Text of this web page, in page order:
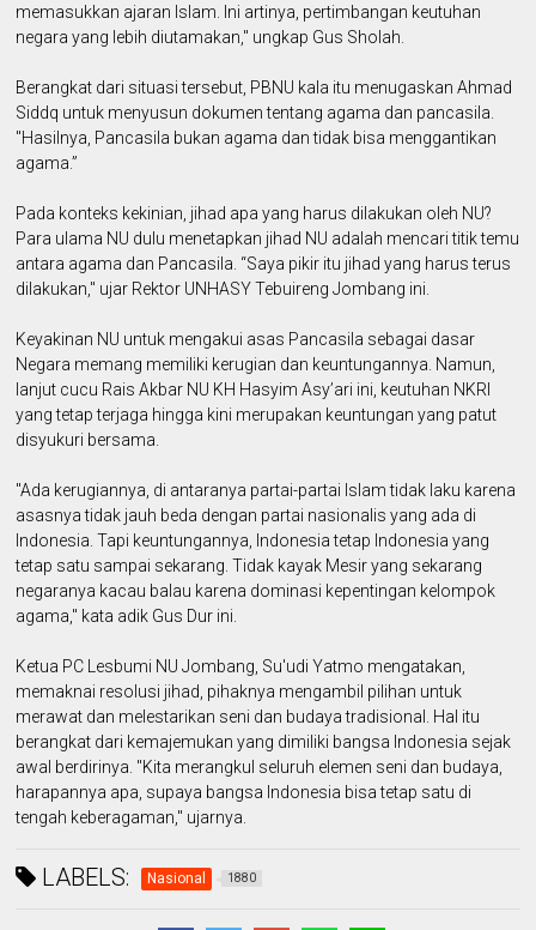
memasukkan ajaran Islam. Ini artinya, pertimbangan keutuhan
negara yang lebih diutamakan," ungkap Gus Sholah.
Berangkat dari situasi tersebut, PBNU kala itu menugaskan Ahmad
Siddq untuk menyusun dokumen tentang agama dan pancasila.
"Hasilnya, Pancasila bukan agama dan tidak bisa menggantikan
agama.”
Pada konteks kekinian, jihad apa yang harus dilakukan oleh NU?
Para ulama NU dulu menetapkan jihad NU adalah mencari titik temu
antara agama dan Pancasila. “Saya pikir itu jihad yang harus terus
dilakukan," ujar Rektor UNHASY Tebuireng Jombang ini.
Keyakinan NU untuk mengakui asas Pancasila sebagai dasar
Negara memang memiliki kerugian dan keuntungannya. Namun,
lanjut cucu Rais Akbar NU KH Hasyim Asy’ari ini, keutuhan NKRI
yang tetap terjaga hingga kini merupakan keuntungan yang patut
disyukuri bersama.
"Ada kerugiannya, di antaranya partai-partai Islam tidak laku karena
asasnya tidak jauh beda dengan partai nasionalis yang ada di
Indonesia. Tapi keuntungannya, Indonesia tetap Indonesia yang
tetap satu sampai sekarang. Tidak kayak Mesir yang sekarang
negaranya kacau balau karena dominasi kepentingan kelompok
agama," kata adik Gus Dur ini.
Ketua PC Lesbumi NU Jombang, Su'udi Yatmo mengatakan,
memaknai resolusi jihad, pihaknya mengambil pilihan untuk
merawat dan melestarikan seni dan budaya tradisional. Hal itu
berangkat dari kemajemukan yang dimiliki bangsa Indonesia sejak
awal berdirinya. "Kita merangkul seluruh elemen seni dan budaya,
harapannya apa, supaya bangsa Indonesia bisa tetap satu di
tengah keberagaman," ujarnya.
LABELS: Nasional 1880